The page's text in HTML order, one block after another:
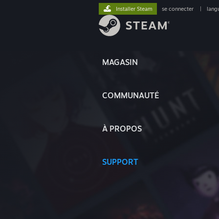
MAGASIN
COMMUNAUTÉ
À PROPOS
SUPPORT
Installer Steam se connecter